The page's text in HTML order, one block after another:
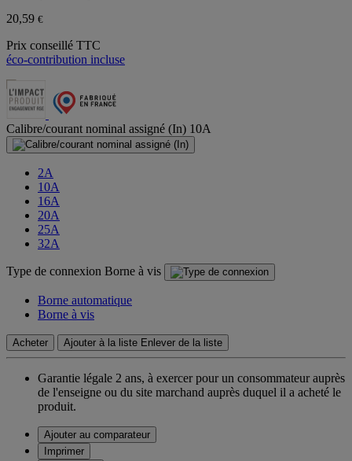
20,59 €
Prix conseillé TTC
éco-contribution incluse
Calibre/courant nominal assigné (In) 10A
2A
10A
16A
20A
25A
32A
Type de connexion Borne à vis
Borne automatique
Borne à vis
Acheter Ajouter à la liste Enlever de la liste
Garantie légale 2 ans, à exercer pour un consommateur auprès
de l'enseigne ou du site marchand auprès duquel il a acheté le
produit.
Ajouter au comparateur
Imprimer